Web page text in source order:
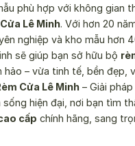
phù hợp với không gian
Lê Minh. Với hơn 20
nghiệp và kho mẫu hơn
sẽ giúp bạn sở hữu bộ
hảo – vừa tinh tế, bền đẹp,
Cửa Lê Minh – Giải
sống hiện đại, nơi bạn tìm
cấp chính hãng, sang